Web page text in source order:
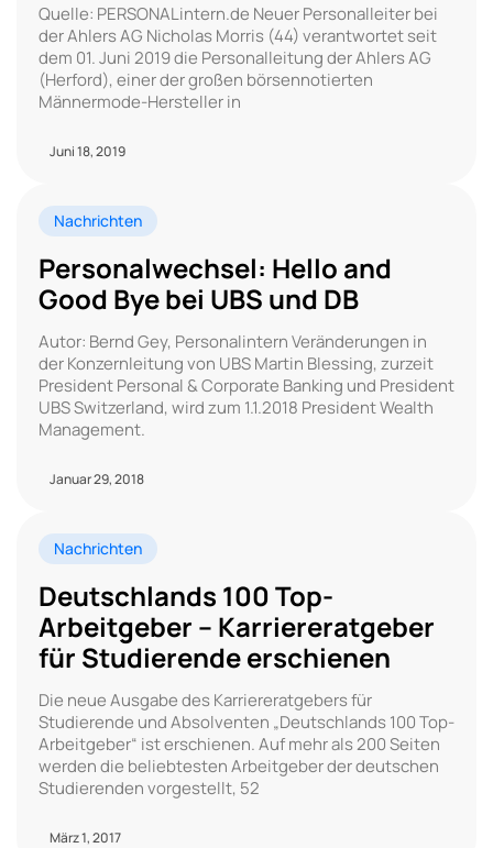
Quelle: PERSONALintern.de Neuer Personalleiter bei
der Ahlers AG Nicholas Morris (44) verantwortet seit
dem 01. Juni 2019 die Personalleitung der Ahlers AG
(Herford), einer der großen börsennotierten
Männermode-Hersteller in
Juni 18, 2019
Nachrichten
Personalwechsel: Hello and
Good Bye bei UBS und DB
Autor: Bernd Gey, Personalintern Veränderungen in
der Konzernleitung von UBS Martin Blessing, zurzeit
President Personal & Corporate Banking und President
UBS Switzerland, wird zum 1.1.2018 President Wealth
Management.
Januar 29, 2018
Nachrichten
Deutschlands 100 Top-
Arbeitgeber – Karriereratgeber
für Studierende erschienen
Die neue Ausgabe des Karriereratgebers für
Studierende und Absolventen „Deutschlands 100 Top-
Arbeitgeber“ ist erschienen. Auf mehr als 200 Seiten
werden die beliebtesten Arbeitgeber der deutschen
Studierenden vorgestellt, 52
März 1, 2017